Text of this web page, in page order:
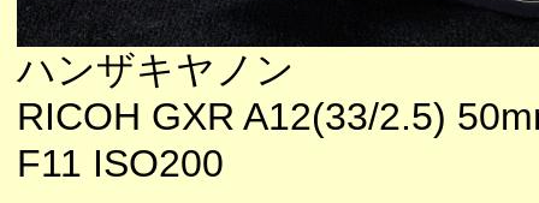
ハンザキヤノン
RICOH GXR A12(33/2.5)
F11 ISO200